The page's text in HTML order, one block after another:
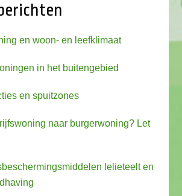
en woon- en leefklimaat
in het buitengebied
en spuitzones
naar burgerwoning? Let
lelieteelt en